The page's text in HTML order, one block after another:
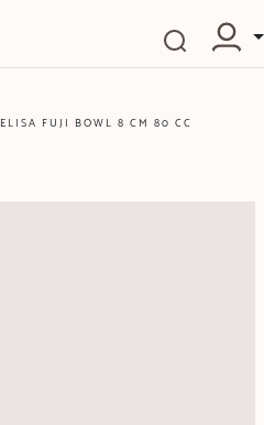
ELISA FUJI BOWL 8 CM 80 CC